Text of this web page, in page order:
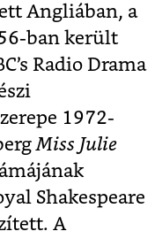
Angliában, a
ban került
Radio Drama
1972-
Miss Julie
Shakespeare
A